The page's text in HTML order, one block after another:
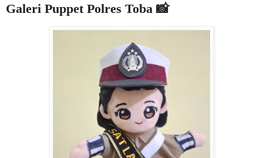
Galeri Puppet Polres Toba 📸